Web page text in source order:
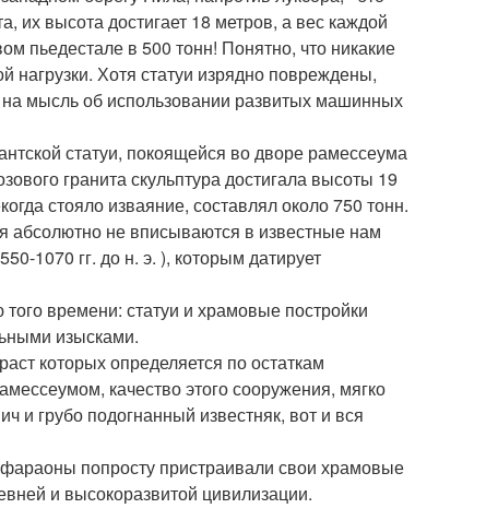
их высота достигает 18 метров, а вес каждой
пьедестале в 500 тонн! Понятно, что никакие
Хотя статуи изрядно повреждены,
мысль об использовании развитых машинных
статуи, покоящейся во дворе рамессеума
гранита скульптура достигала высоты 19
стояло изваяние, составлял около 750 тонн.
абсолютно не вписываются в известные нам
1070 гг. до н. э. ), которым датирует
времени: статуи и храмовые постройки
изысками.
которых определяется по остаткам
качество этого сооружения, мягко
и грубо подогнанный известняк, вот и вся
попросту пристраивали свои храмовые
и высокоразвитой цивилизации.